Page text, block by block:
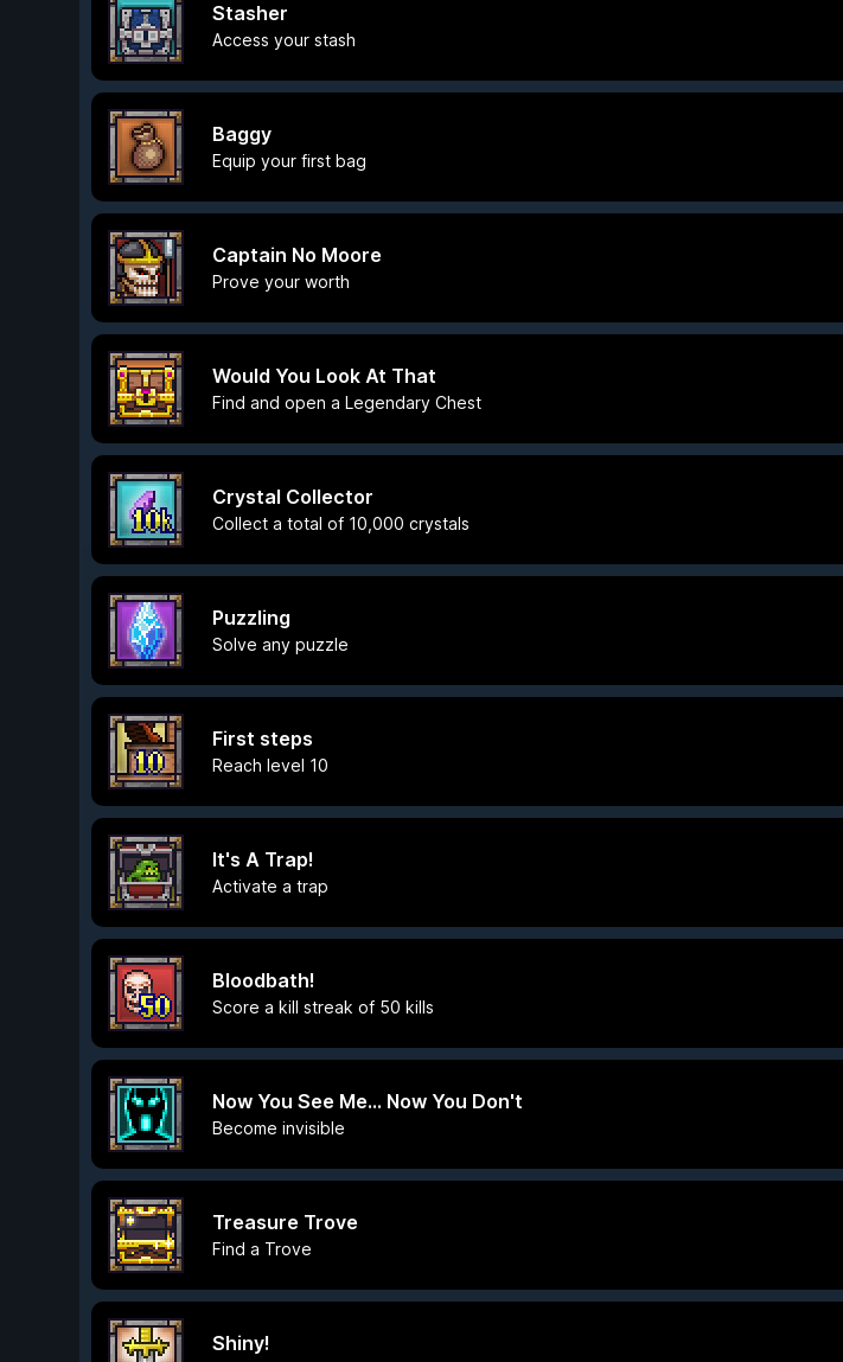
Stasher
Access your stash
Baggy
Equip your first bag
Captain No Moore
Prove your worth
Would You Look At That
Find and open a Legendary Chest
Crystal Collector
Collect a total of 10,000 crystals
Puzzling
Solve any puzzle
First steps
Reach level 10
It's A Trap!
Activate a trap
Bloodbath!
Score a kill streak of 50 kills
Now You See Me... Now You Don't
Become invisible
Treasure Trove
Find a Trove
Shiny!